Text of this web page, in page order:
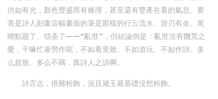
仿如有光，顏色豐盛而有條理，甚至還有豐產在看的氣息。要
害是詩人刻畫這幅畫面的筆是那樣的行云流水、游刃有余。尾
聯點題了、頌圣了——“亂世”，但結論倒是：亂世沒有饑荒之
憂，干嘛忙著勞作呢，不如看景致、不如游玩、不如作詩。多
么超脫、多么不羈，真詩人之語啊。
詩言志，很難粉飾，況且黛玉最基礎沒想粉飾。